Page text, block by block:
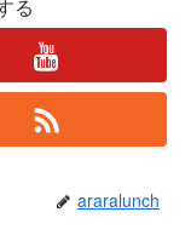
る
araralunch